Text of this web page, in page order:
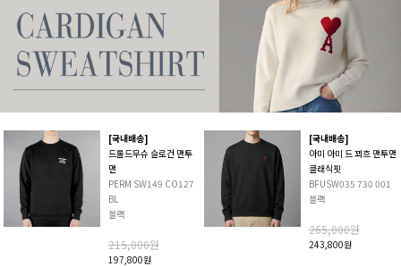
[국내배송]
드롤드무슈 슬로건 맨투
맨
PERM SW149 CO127
BL
블랙
215,000원
197,800원
[국내배송]
아미 아미 드 꾀흐 맨투맨
클래식핏
BFUSW035 730 001
블랙
265,000원
243,800원